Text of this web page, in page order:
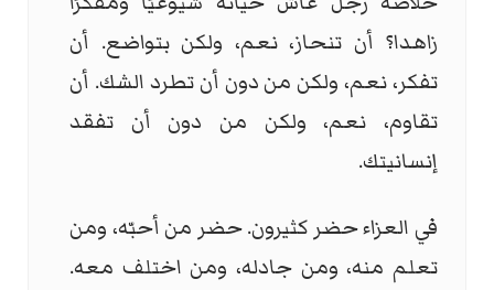
زاهدا؟ أن تنحاز، نعم، ولكن بتواضع. أن
تفكر، نعم، ولكن من دون أن تطرد الشك. أن
تقاوم، نعم، ولكن من دون أن تفقد
إنسانيتك.
في العزاء حضر كثيرون. حضر من أحبّه، ومن
تعلم منه، ومن جادله، ومن اختلف معه.